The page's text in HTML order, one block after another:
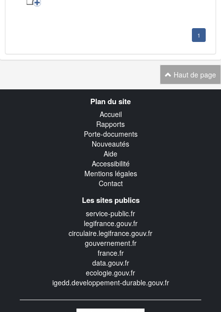
1
Haut de page
Plan du site
Accueil
Rapports
Porte-documents
Nouveautés
Aide
Accessibilité
Mentions légales
Contact
Les sites publics
service-public.fr
legifrance.gouv.fr
circulaire.legifrance.gouv.fr
gouvernement.fr
france.fr
data.gouv.fr
ecologie.gouv.fr
igedd.developpement-durable.gouv.fr